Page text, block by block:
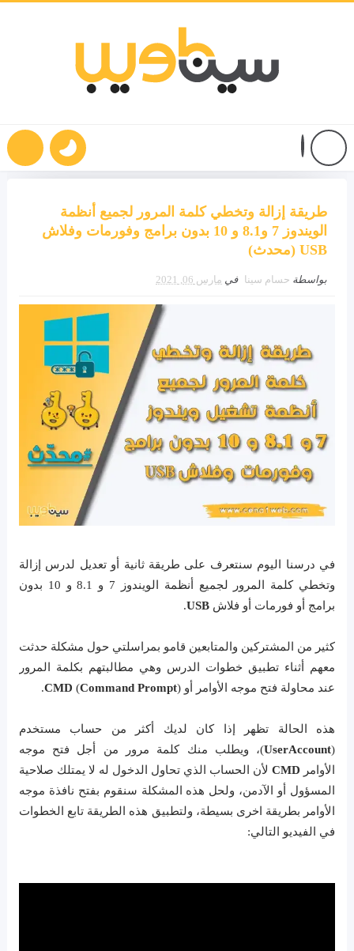
طريقة إزالة وتخطي كلمة المرور لجميع أنظمة
الويندوز 7 و8.1 و 10 بدون برامج وفورمات وفلاش
USB (محدث)
بواسطة حسام سينا في مارس 06, 2021
في درسنا اليوم سنتعرف على طريقة ثانية أو تعديل لدرس إزالة
وتخطي كلمة المرور لجميع أنظمة الويندوز 7 و 8.1 و 10 بدون
برامج أو فورمات أو فلاش USB
.
كثير من المشتركين والمتابعين قامو بمراسلتي حول مشكلة حدثت
معهم أثناء تطبيق خطوات الدرس وهي مطالبتهم بكلمة المرور
عند محاولة فتح موجه الأوامر أو (
CMD(Command Prompt
.
هذه الحالة تظهر إذا كان لديك أكثر من حساب مستخدم
(
UserAccount)، ويطلب منك كلمة مرور من أجل فتح موجه
الأوامر CMD لأن الحساب الذي تحاول الدخول له لا يمتلك صلاحية
المسؤول أو الآدمن، ولحل هذه المشكلة سنقوم بفتح نافذة موجه
الأوامر بطريقة اخرى بسيطة، ولتطبيق هذه الطريقة تابع الخطوات
في الفيديو التالي: